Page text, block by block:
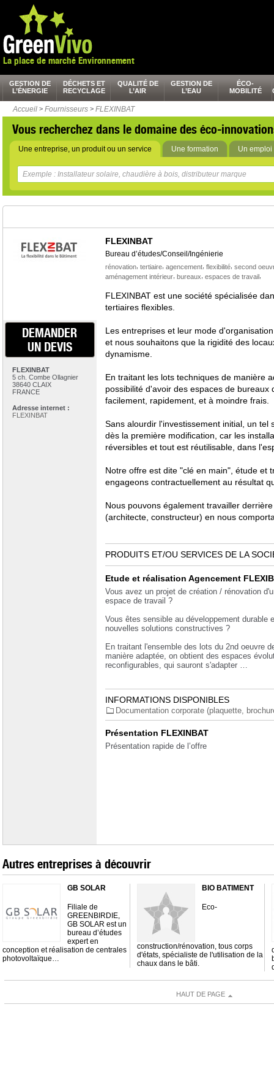
La place de marché Environnement
GESTION DE
L’ÉNERGIE
DÉCHETS ET
RECYCLAGE
QUALITÉ DE
L’AIR
GESTION DE
L’EAU
ÉCO-
MOBILITÉ
Accueil > Fournisseurs > FLEXINBAT
Vous recherchez dans le domaine des éco-
Une entreprise, un produit ou un service Une formation Un emploi
DEMANDER
UN DEVIS
FLEXINBAT
5 ch. Combe Ollagnier
38640 CLAIX
FRANCE
Adresse internet :
FLEXINBAT
FLEXINBAT
Bureau d’études/Conseil/Ingénierie
rénovation, tertiaire, agencement, flexibilité, second
aménagement intérieur, bureaux espaces de travail,
FLEXINBAT est une société spécialisée
tertiaires flexibles.
Les entreprises et leur mode
et nous souhaitons que la rigidité des
dynamisme.
En traitant les lots techniques de manière
possibilité d'avoir des espaces de bureaux
facilement, rapidement, et à moindre frais.
Sans alourdir l'investissement initial, un tel
dès la première modification, car les
réversibles et tout est réutilisable, dans
Notre offre est dite "clé en main", étude et
engageons contractuellement au résultat
Nous pouvons également travailler
(architecte, constructeur) en nous
PRODUITS ET/OU SERVICES DE LA
Etude et réalisation Agencement
Vous avez un projet de création / rénovation
espace de travail ?
Vous êtes sensible au développement durable
nouvelles solutions constructives ?
En traitant l'ensemble des lots du 2nd oeuvre
manière adaptée, on obtient des espaces
reconfigurables, qui sauront s'adapter …
INFORMATIONS DISPONIBLES
Documentation corporate (plaquette,
Présentation FLEXINBAT
Présentation rapide de l’offre
Autres entreprises à découvrir
GB SOLAR
Filiale de
GREENBIRDIE,
GB SOLAR est un
bureau d’études
expert en
conception et réalisation de centrales
photovoltaïque…
BIO BATIMENT
Eco-
construction/rénovation, tous corps
d'états, spécialiste de l'utilisation de la
chaux dans le bâti.
HAUT DE PAGE